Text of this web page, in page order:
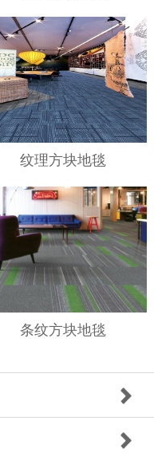
纹理方块地毯
条纹方块地毯